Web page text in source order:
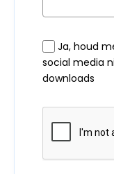
Ja, houd
social media
downloads